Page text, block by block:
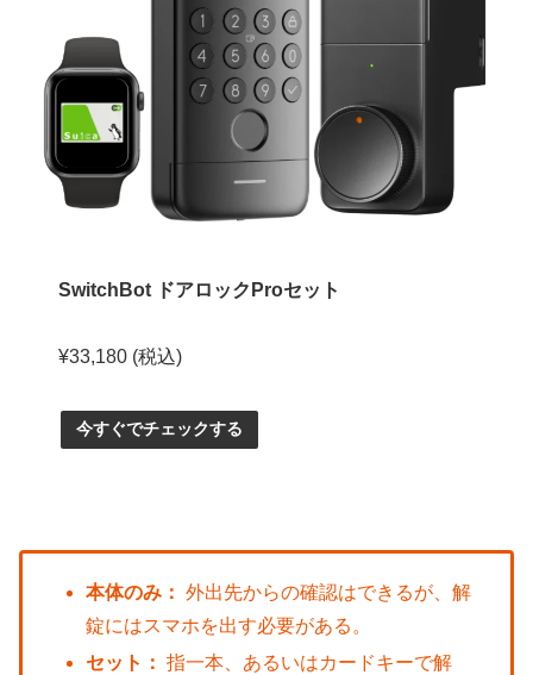
SwitchBot ドアロックProセット
¥33,180 (税込)
今すぐでチェックする
本体のみ： 外出先からの確認はできるが、解
錠にはスマホを出す必要がある。
セット： 指一本、あるいはカードキーで解